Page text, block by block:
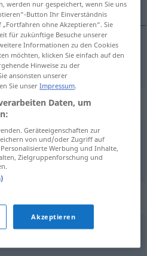
für "vertrauen"
hvĕzdu
werden nur gespeichert, wenn Sie uns
Button Ihr Einverständnis
ohne Akzeptieren“. Sie
für zukünftige Besuche unserer
Informationen zu den Cookies
möchten, klicken Sie einfach auf den
Hinweise zu der
ansonsten unserer
Sie unserImpressum.
Daten, um
Geräteeigenschaften zur
von und/oder Zugriff auf
Werbung und Inhalte,
Zielgruppenforschung und
Akzeptieren